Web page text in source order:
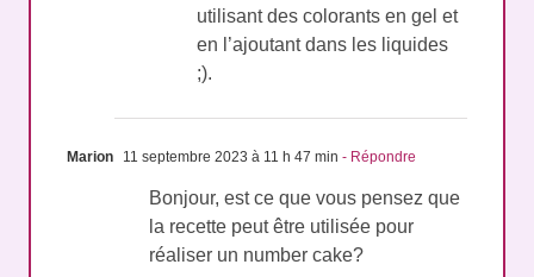
utilisant des colorants en gel et
en l’ajoutant dans les liquides
;).
Marion 11 septembre 2023 à 11 h 47 min - Répondre
Bonjour, est ce que vous pensez que
la recette peut être utilisée pour
réaliser un number cake?